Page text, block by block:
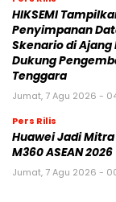
HIKSEMI
Penyimpanan
Skenario di Ajang
Dukung
Tenggara
Jumat, 7 Agu 2026 -
Pers Rilis
Huawei Jadi
M360 ASEAN 2026
Jumat, 7 Agu 2026 -